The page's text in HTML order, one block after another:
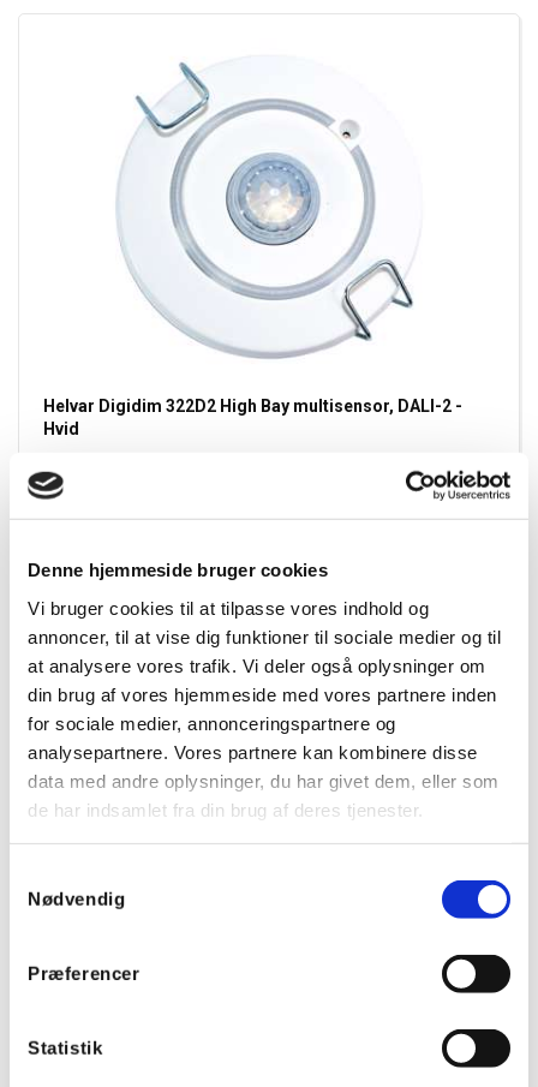
Denne hjemmeside bruger cookies
Vi bruger cookies til at tilpasse vores indhold og
annoncer, til at vise dig funktioner til sociale medier og til
at analysere vores trafik. Vi deler også oplysninger om
din brug af vores hjemmeside med vores partnere inden
for sociale medier, annonceringspartnere og
analysepartnere. Vores partnere kan kombinere disse
data med andre oplysninger, du har givet dem, eller som
de har indsamlet fra din brug af deres tjenester.
Nødvendig
Præferencer
Statistik
Helvar Digidim 322D2 High Bay multisensor, DALI-2 -
Hvid
Varenummer:
EAN:
EL nummer: 8867607525